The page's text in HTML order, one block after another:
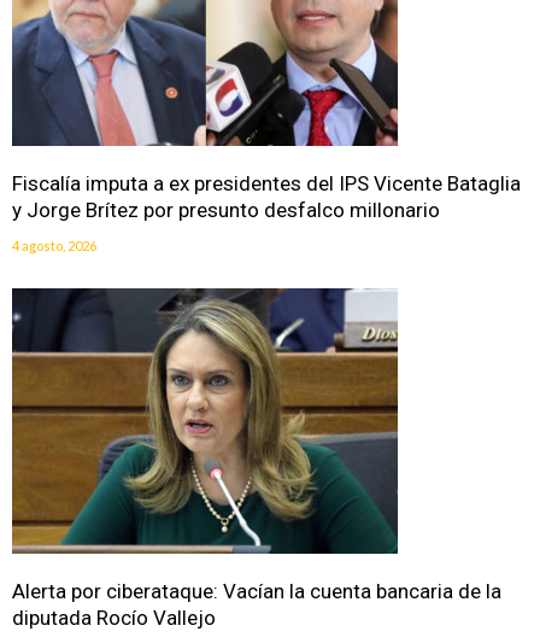
Fiscalía imputa a ex presidentes del IPS Vicente Bataglia
y Jorge Brítez por presunto desfalco millonario
4 agosto, 2026
Alerta por ciberataque: Vacían la cuenta bancaria de la
diputada Rocío Vallejo